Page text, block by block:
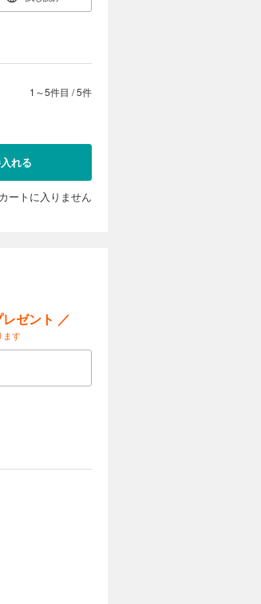
1～5件目 /5件
れる
ートに入りません
ゼント ／
ます